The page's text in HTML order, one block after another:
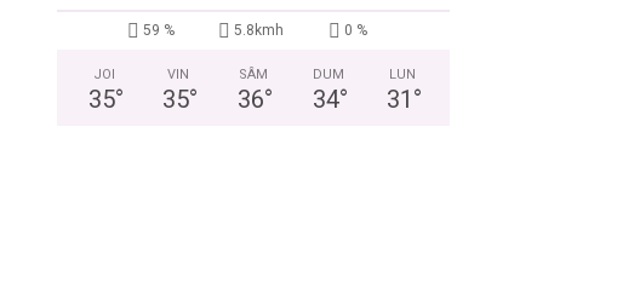
59 % 5.8kmh 0 %
JOI
35°
VIN
35°
SÂM
36°
DUM
34°
LUN
31 °